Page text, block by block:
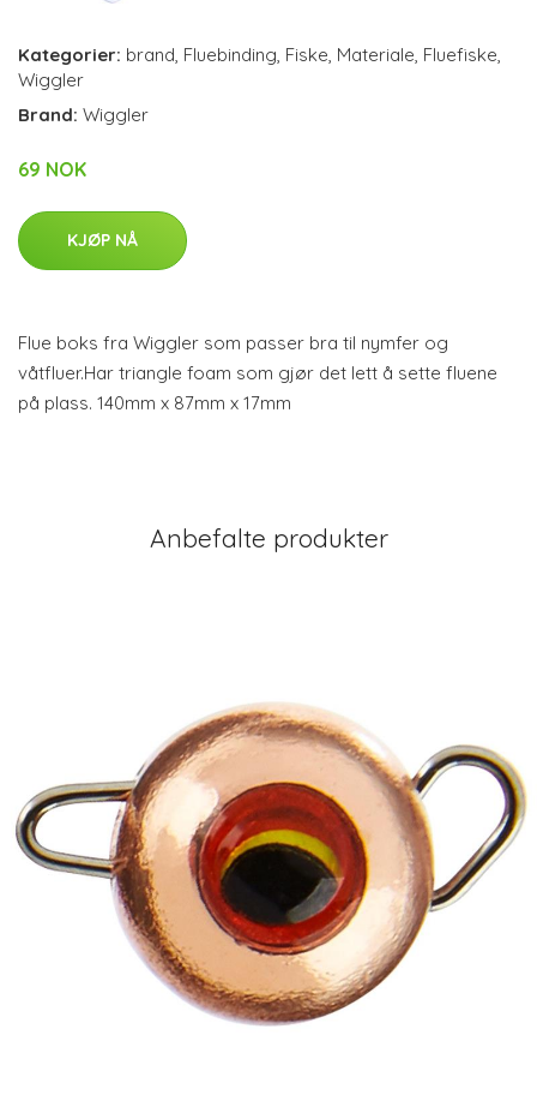
Kategorier: brand, Fluebinding, Fiske, Materiale, Fluefiske,
Wiggler
Brand: Wiggler
69 NOK
KJØP NÅ
Flue boks fra Wiggler som passer bra til nymfer og
våtfluer.Har triangle foam som gjør det lett å sette fluene
på plass. 140mm x 87mm x 17mm
Anbefalte produkter